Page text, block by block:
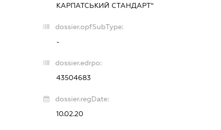
КАРПАТСЬКИЙ СТАНДАРТ"
dossier.opfSubType:
-
dossier.edrpo:
43504683
dossier.regDate:
10.02.20